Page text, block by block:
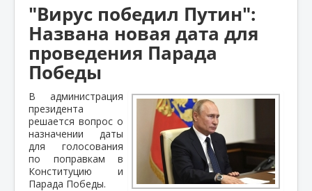
"Вирус победил Путин":
Названа новая дата для
проведения Парада
Победы
В администрация
президента
решается вопрос о
назначении даты
для голосования
по поправкам в
Конституцию и
Парада Победы.